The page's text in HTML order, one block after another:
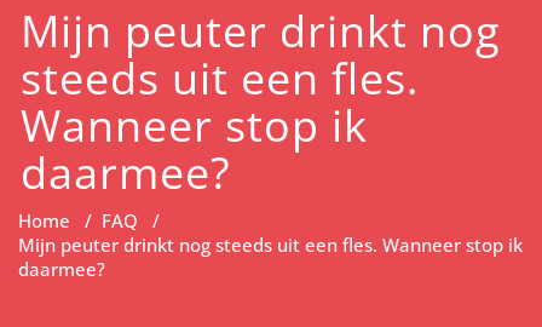
Mijn peuter drinkt nog
steeds uit een fles.
Wanneer stop ik
daarmee?
Home / FAQ /
Mijn peuter drinkt nog steeds uit een fles. Wanneer stop ik
daarmee?